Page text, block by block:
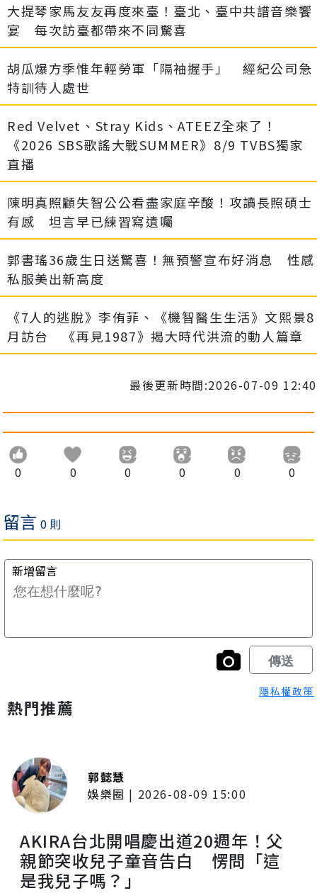
大提琴家馬友友再度來臺！臺北、臺中共譜音樂饗
宴 每次訪臺都帶來不同驚喜
胡瓜爆方季惟年輕勞軍「隔袖握手」 經紀公司急
特訓待人處世
Red Velvet、Stray Kids、ATEEZ全來了！
《2026 SBS歌謠大戰SUMMER》8/9 TVBS獨家
直播
陳明真照顧失智公公看盡家庭辛酸！攻讀長照碩士
有感 坦言早已練習寫遺囑
郭書瑤36歲生日送驚喜！無預警宣布好消息 性感
私服美出新高度
《7人的逃脫》李侑菲、《機智醫生生活》文熙景8
月訪台 《再見1987》揭大時代洪流的動人篇章
最後更新時間:2026-07-09 12:40
0 0 0 0 0 0
隱私權政策
熱門推薦
郭懿慧
娛樂圈 | 2026-08-09 15:00
AKIRA台北開唱慶出道20週年！父
親節突收兒子童音告白 愣問「這
是我兒子嗎？」